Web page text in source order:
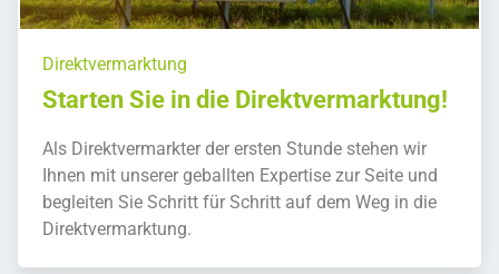
Direktvermarktung
Starten Sie in die Direktvermarktung!
Als Direktvermarkter der ersten Stunde stehen wir
Ihnen mit unserer geballten Expertise zur Seite und
begleiten Sie Schritt für Schritt auf dem Weg in die
Direktvermarktung.